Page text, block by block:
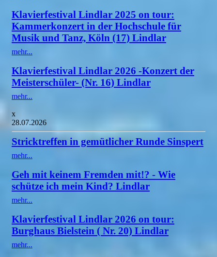
Klavierfestival Lindlar 2025 on tour:
Kammerkonzert in der Hochschule für
Musik und Tanz, Köln (17) Lindlar
mehr...
Klavierfestival Lindlar 2026 -Konzert der
Meisterschüler- (Nr. 16) Lindlar
mehr...
x
28.07.2026
Stricktreffen in gemütlicher Runde Sinspert
mehr...
Geh mit keinem Fremden mit!? - Wie
schütze ich mein Kind? Lindlar
mehr...
Klavierfestival Lindlar 2026 on tour:
Burghaus Bielstein ( Nr. 20) Lindlar
mehr...